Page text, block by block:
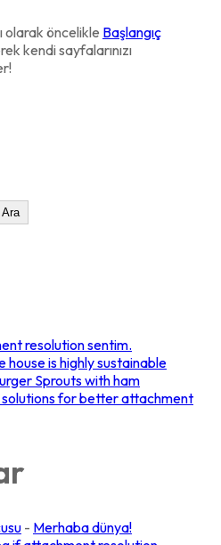
olarak öncelikle Başlangıç
kendi sayfalarınızı
Ara
resolution sentim.
house is highly sustainable
Sprouts with ham
for better attachment
- Merhaba dünya!